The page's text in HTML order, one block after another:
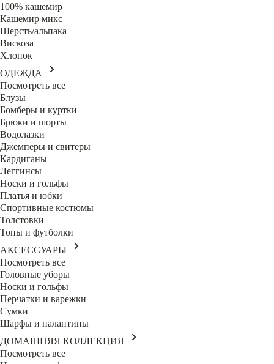
100% кашемир
Кашемир микс
Шерсть/альпака
Вискоза
Хлопок
ОДЕЖДА
Посмотреть все
Блузы
Бомберы и куртки
Брюки и шорты
Водолазки
Джемперы и свитеры
Кардиганы
Леггинсы
Носки и гольфы
Платья и юбки
Спортивные костюмы
Толстовки
Топы и футболки
АКСЕССУАРЫ
Посмотреть все
Головные уборы
Носки и гольфы
Перчатки и варежки
Сумки
Шарфы и палантины
ДОМАШНЯЯ КОЛЛЕКЦИЯ
Посмотреть все